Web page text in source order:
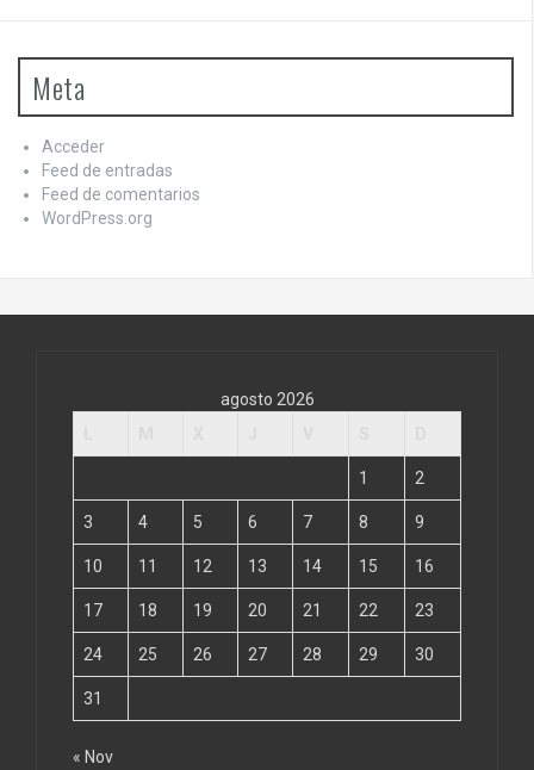
Meta
Acceder
Feed de entradas
Feed de comentarios
WordPress.org
agosto 2026
1 2
3 4 5 6 7 8 9
10 11 12 13 14 15 16
17 18 19 20 21 22 23
24 25 26 27 28 29 30
31
« Nov